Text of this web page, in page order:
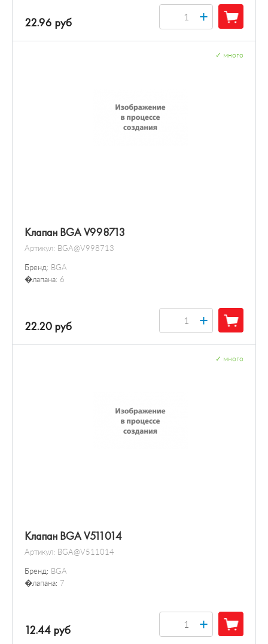
22.96 руб +
Клапан BGA V998713
Артикул: BGA@V998713
Бренд: BGA
�лапана: 6
много
22.20 руб +
Клапан BGA V511014
Артикул: BGA@V511014
Бренд: BGA
�лапана: 7
много
12.44 руб +